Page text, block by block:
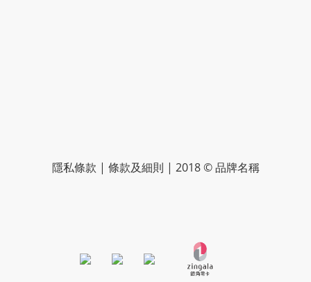
隱私條款 | 條款及細則 | 2018 © 品牌名稱